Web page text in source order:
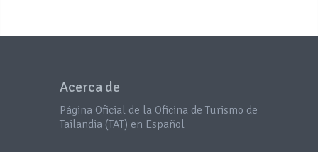
Acerca de
Página Oficial de la Oficina de Turismo de
Tailandia (TAT) en Español